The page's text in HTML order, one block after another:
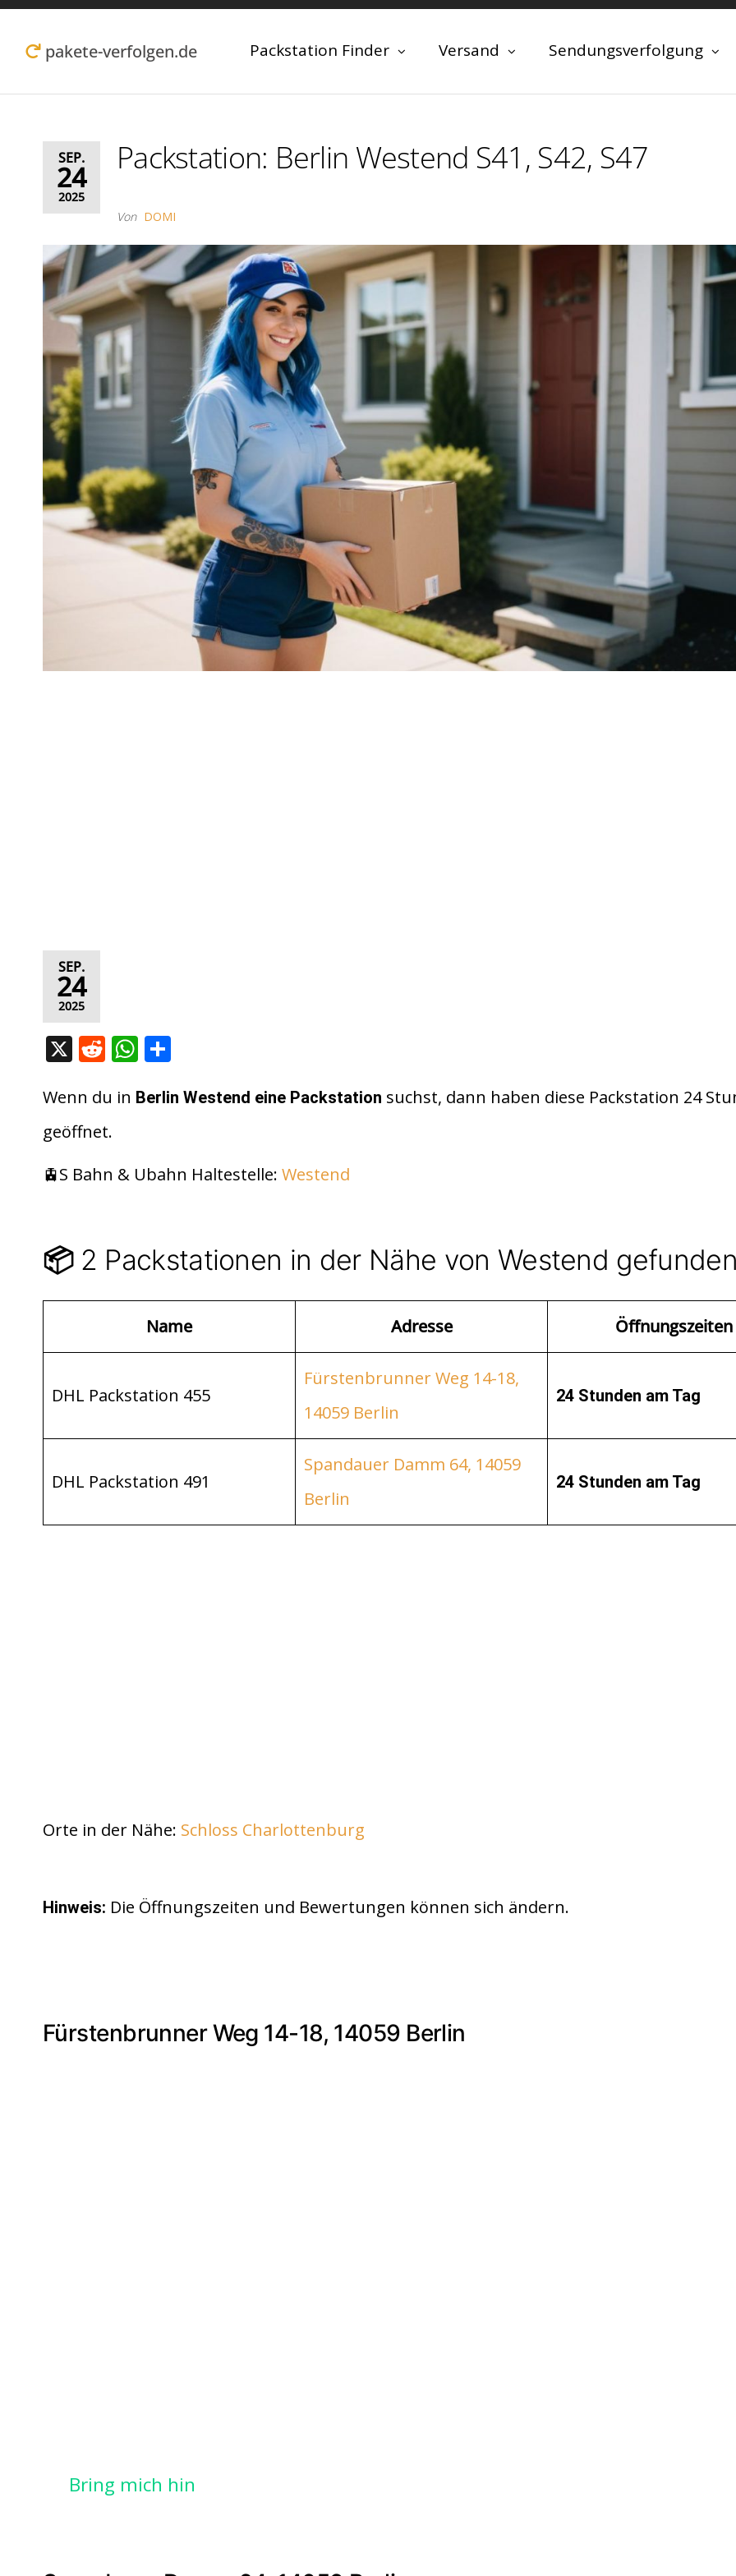
Zum
Inhalt pakete-verfolgen.de Packstation Finder Versand Sendungsverfolgung
SEP.
24
2025
Packstation: Berlin Westend S41, S42, S47
Von DOMI
SEP.
24
2025
X R
d
di
W
at
p
le
Wenn du in Berlin Westend eine Packstation suchst, dann haben diese Packstation 24
geöffnet.
🚊S Bahn & Ubahn Haltestelle: Westend
📦2 Packstationen in der Nähe von Westend gefunden
Name Adresse Öffnungszeiten
DHL Packstation 455
Fürstenbrunner Weg 14-18,
14059 Berlin
24 Stunden am Tag
DHL Packstation 491
Spandauer Damm 64, 14059
Berlin
24 Stunden am Tag
Orte in der Nähe: Schloss Charlottenburg
Hinweis: Die Öffnungszeiten und Bewertungen können sich ändern.
Fürstenbrunner Weg 14-18, 14059 Berlin
Bring mich hin